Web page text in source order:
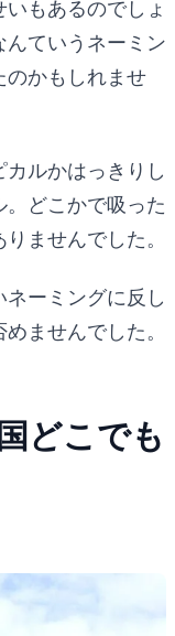
もあるのでしょ
んていうネーミン
のかもしれませ
ルかはっきりし
どこかで吸った
ませんでした。
ーミングに反し
ませんでした。
どこでも